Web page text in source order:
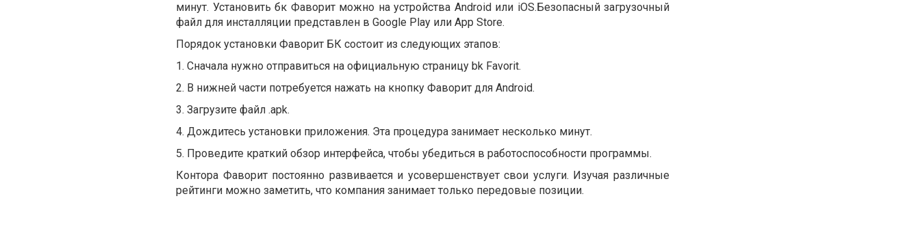
минут. Установить бк Фаворит можно на устройства Android или iOS.Безопасный загрузочный
файл для инсталляции представлен в Google Play или App Store.
Порядок установки Фаворит БК состоит из следующих этапов:
1. Сначала нужно отправиться на официальную страницу bk Favorit.
2. В нижней части потребуется нажать на кнопку Фаворит для Android.
3. Загрузите файл .apk.
4. Дождитесь установки приложения. Эта процедура занимает несколько минут.
5. Проведите краткий обзор интерфейса, чтобы убедиться в работоспособности программы.
Контора Фаворитпостоянно развивается и усовершенствует свои услуги. Изучая различные
рейтинги можно заметить, что компания занимает только передовые позиции.